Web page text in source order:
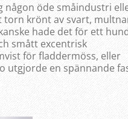
någon öde småindustri
torn krönt av svart,
hade det för ett
smått excentrisk
för fladdermöss, eller
utgjorde en spännande